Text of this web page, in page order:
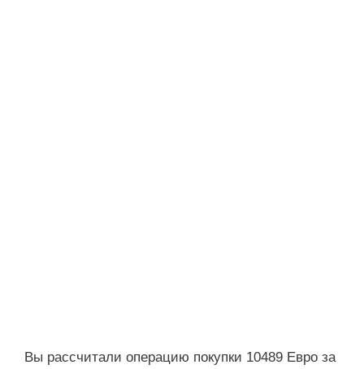
Вы рассчитали операцию покупки 10489 Евро за